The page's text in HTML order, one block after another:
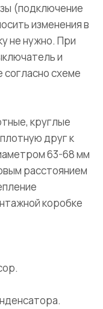
(подключение
изменения в
не нужно. При
и
схеме
круглые
друг к
63-68 мм
расстоянием
коробке